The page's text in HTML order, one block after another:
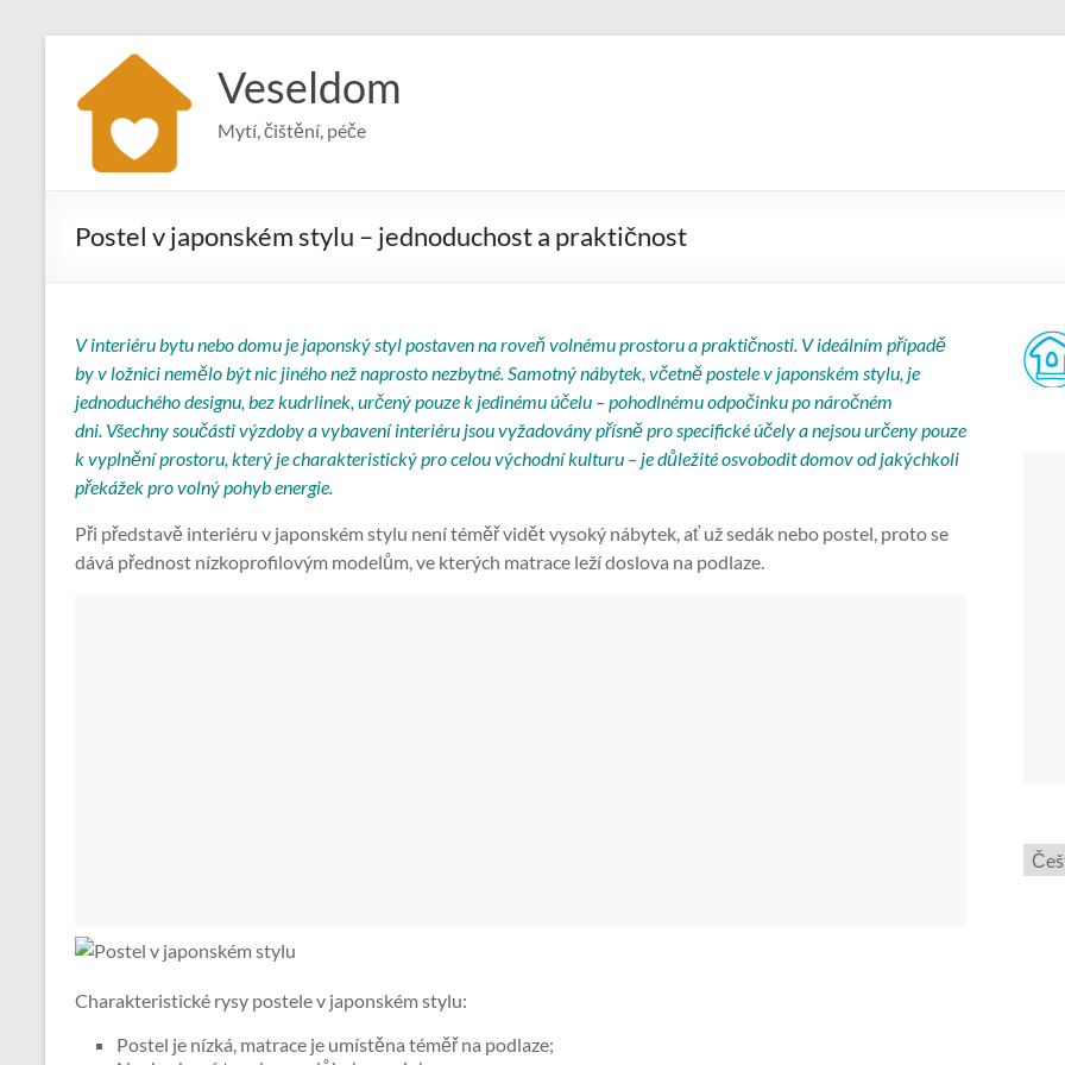
content
Veseldom
Mytí, čištění, péče
Postel v japonském stylu – jednoduchost a praktičnost
V interiéru bytu nebo domu je japonský styl postaven na roveň volnému prostoru a praktičnosti. V ideálním případě
by v ložnici nemělo být nic jiného než naprosto nezbytné. Samotný nábytek, včetně postele v japonském stylu, je
jednoduchého designu, bez kudrlinek, určený pouze k jedinému účelu – pohodlnému odpočinku po náročném
dni. Všechny součásti výzdoby a vybavení interiéru jsou vyžadovány přísně pro specifické účely a nejsou určeny pouze
k vyplnění prostoru, který je charakteristický pro celou východní kulturu – je důležité osvobodit domov od jakýchkoli
překážek pro volný pohyb energie.
Při představě interiéru v japonském stylu není téměř vidět vysoký nábytek, ať už sedák nebo postel, proto se
dává přednost nízkoprofilovým modelům, ve kterých matrace leží doslova na podlaze.
Charakteristické rysy postele v japonském stylu:
Postel je nízká, matrace je umístěna téměř na podlaze;
jazyk